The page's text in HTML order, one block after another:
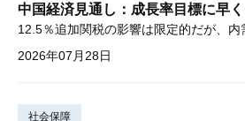
中国経済見通し：成長率目標に早
12.5％追加関税の影響は限定的だが、内
2026年07月28日
社会保障